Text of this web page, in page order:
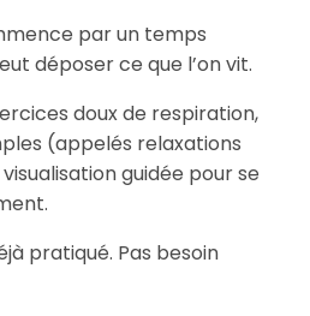
par un temps
déposer ce que l’on vit.
doux de respiration,
(appelés relaxations
guidée pour se
pratiqué. Pas besoin